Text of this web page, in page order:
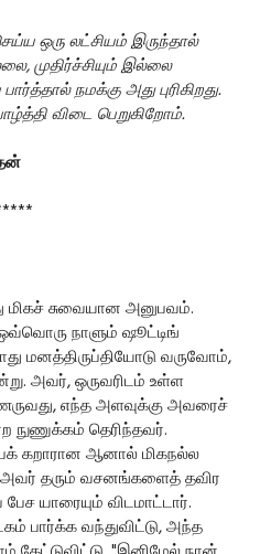
ஒரு லட்சியம் இருந்தால்
முதிர்ச்சியும் இல்லை
நமக்கு அது புரிகிறது.
விடை பெறுகிறோம்.
மிகச் சுவையான அனுபவம்.
நாளும் ஷூட்டிங்
மனத்திருப்தியோடு வருவோம்,
அவர், ஒருவரிடம் உள்ள
எந்த அளவுக்கு அவரைச்
நுணுக்கம் தெரிந்தவர்.
கறாரான ஆனால் மிகநல்ல
தரும் வசனங்களைத் தவிர
யாரையும் விடமாட்டார்.
பார்க்க வந்துவிட்டு, அந்த